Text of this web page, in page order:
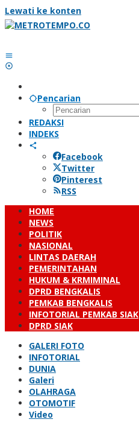
Lewati ke konten
Pencarian
REDAKSI
INDEKS
Facebook
Twitter
Pinterest
RSS
HOME
NEWS
POLITIK
NASIONAL
LINTAS DAERAH
PEMERINTAHAN
HUKUM & KRMIMINAL
DPRD BENGKALIS
PEMKAB BENGKALIS
INFOTORIAL PEMKAB SIAK
DPRD SIAK
GALERI FOTO
INFOTORIAL
DUNIA
Galeri
OLAHRAGA
OTOMOTIF
Video